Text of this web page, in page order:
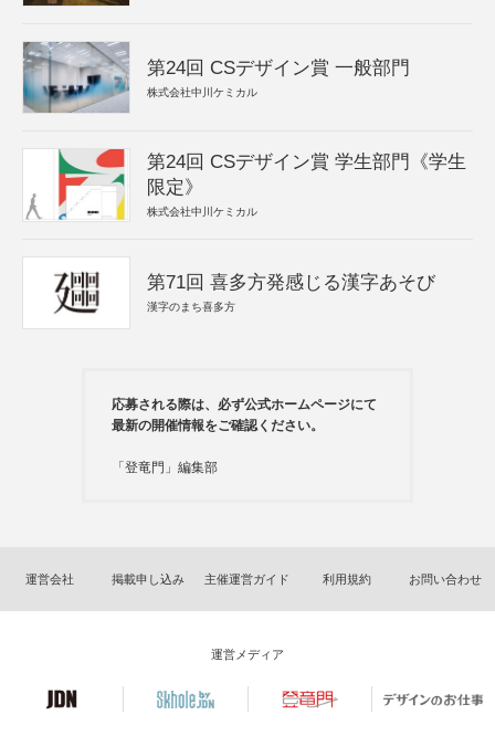
第24回 CSデザイン賞 一般部門
株式会社中川ケミカル
第24回 CSデザイン賞 学生部門《学生
限定》
株式会社中川ケミカル
第71回 喜多方発感じる漢字あそび
漢字のまち喜多方
応募される際は、必ず公式ホームページにて
最新の開催情報をご確認ください。
「登竜門」編集部
運営会社 掲載申し込み 主催運営ガイド 利用規約 お問い合わせ
運営メディア